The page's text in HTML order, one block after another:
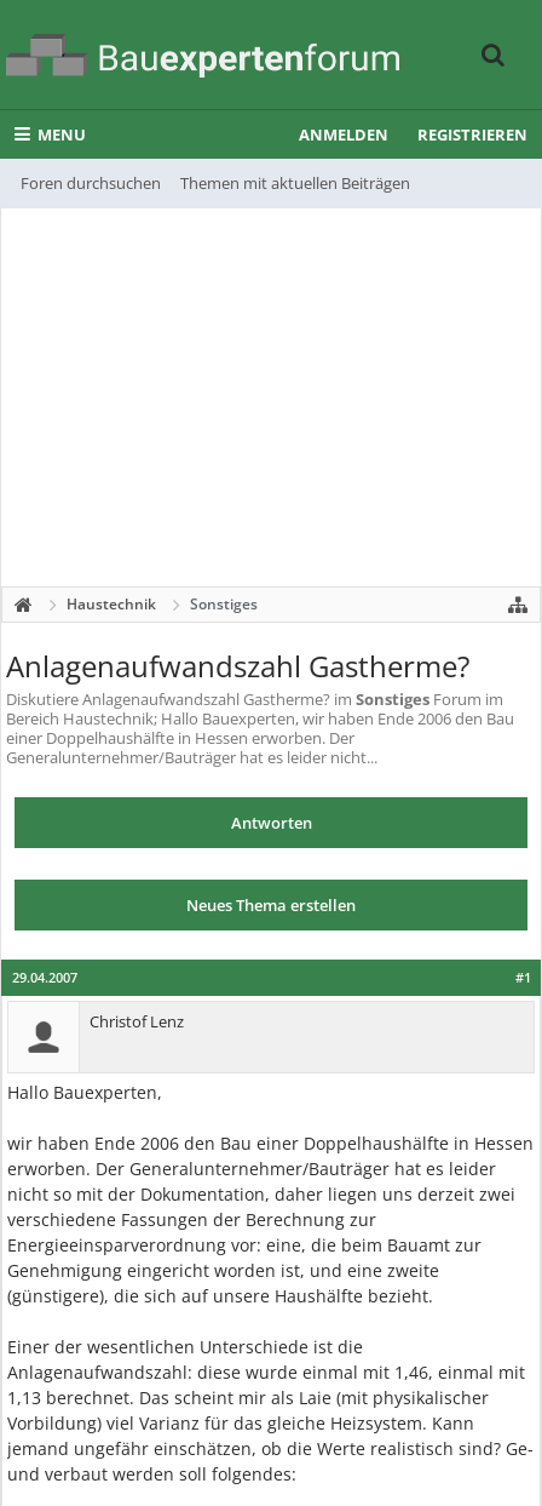
MENU
Foren durchsuchen Themen mit aktuellen Beiträgen
ANMELDEN REGISTRIEREN
Haustechnik Sonstiges
Anlagenaufwandszahl Gastherme?
DiskutiereAnlagenaufwandszahl Gastherme? im Sonstiges Forum im
Bereich Haustechnik; Hallo Bauexperten, wir haben Ende 2006 den Bau
einer Doppelhaushälfte in Hessen erworben. Der
Generalunternehmer/Bauträger hat es leider nicht...
Antworten
Neues Thema erstellen
#1
29.04.2007
Christof Lenz
Hallo Bauexperten,
wir haben Ende 2006 den Bau einer Doppelhaushälfte in Hessen
erworben. Der Generalunternehmer/Bauträger hat es leider
nicht so mit der Dokumentation, daher liegen uns derzeit zwei
verschiedene Fassungen der Berechnung zur
Energieeinsparverordnung vor: eine, die beim Bauamt zur
Genehmigung eingericht worden ist, und eine zweite
(günstigere), die sich auf unsere Haushälfte bezieht.
Einer der wesentlichen Unterschiede ist die
Anlagenaufwandszahl: diese wurde einmal mit 1,46, einmal mit
1,13 berechnet. Das scheint mir als Laie (mit physikalischer
Vorbildung) viel Varianz für das gleiche Heizsystem. Kann
jemand ungefähr einschätzen, ob die Werte realistisch sind? Ge-
und verbaut werden soll folgendes: